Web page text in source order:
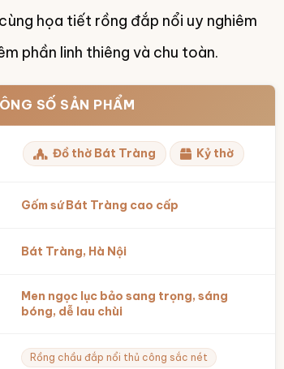
họa tiết rồng đắp nổi uy nghiêm
phần linh thiêng và chu toàn.
SỐ SẢN PHẨM
Đồ thờ Bát Tràng Kỷ thờ
Gốm sứ Bát Tràng cao cấp
Bát Tràng, Hà Nội
Men ngọc lục bảo sang trọng, sáng
bóng, dễ lau chùi
Rồng chầu đắp nổi thủ công sắc nét